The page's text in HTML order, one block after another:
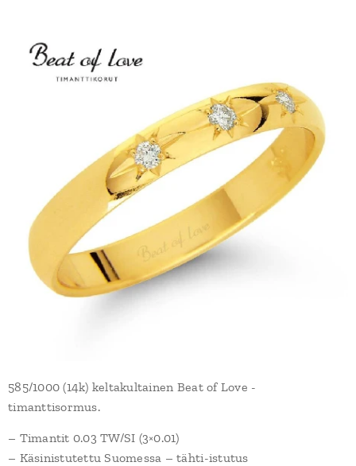
585/1000 (14k) keltakultainen Beat of Love -
timanttisormus.
– Timantit 0.03 TW/SI (3×0.01)
– Käsinistutettu Suomessa – tähti-istutus